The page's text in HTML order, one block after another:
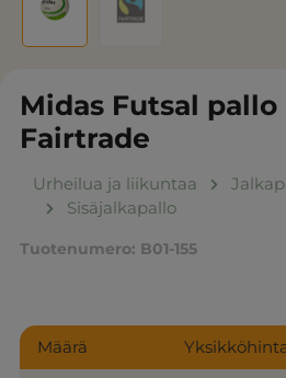
Midas Futsal pallo
Fairtrade
Urheilua ja liikuntaa
Sisäjalkapallo
Tuotenumero: B01-155
Määrä